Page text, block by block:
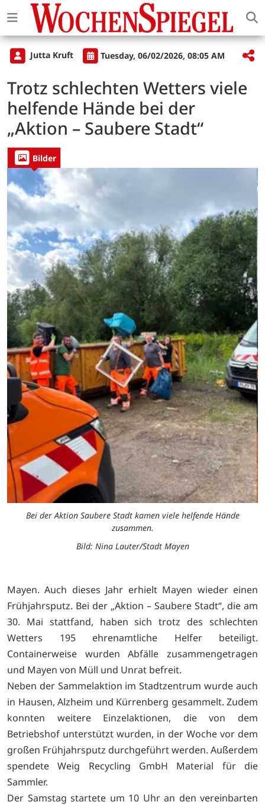
Jutta Kruft Tuesday, 06/02/2026, 08:05 AM
Trotz schlechten Wetters viele
helfende Hände bei der
„Aktion – Saubere Stadt“
Bilder
Bei der Aktion Saubere Stadt kamen viele helfende Hände
zusammen.
Bild: Nina Lauter/Stadt Mayen
Mayen. Auch dieses Jahr erhielt Mayen wieder einen
Frühjahrsputz. Bei der „Aktion – Saubere Stadt“, die am
30. Mai stattfand, haben sich trotz des schlechten
Wetters 195 ehrenamtliche Helfer beteiligt.
Containerweise wurden Abfälle zusammengetragen
und Mayen von Müll und Unrat befreit.
Neben der Sammelaktion im Stadtzentrum wurde auch
in Hausen, Alzheim und Kürrenberg gesammelt. Zudem
konnten weitere Einzelaktionen, die von dem
Betriebshof unterstützt wurden, in der Woche vor dem
großen Frühjahrsputz durchgeführt werden. Außerdem
spendete Weig Recycling GmbH Material für die
Sammler.
Der Samstag startete um 10 Uhr an den vereinbarten